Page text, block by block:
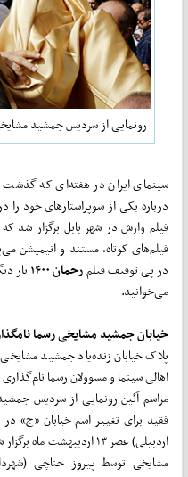
رونمایی از سردیس جمشید
سینمای ایران در هفته‌ای که گذشت
درباره یکی از سوپراستارهای خود را
فیلم وارش در شهر بابل برگزار شد
فیلم‌های کوتاه، مستند و انیمیشن
در پی توقیف فیلمرحمان ۱۴۰۰
بار
می‌خوانید.
خیابان جمشید مشایخی رسما
پلاک خیابان زنده‌یاد جمشید
اهالی سینما و مسوولان رسما
مراسم آئین رونمایی از سردیس
فقید برای تغییر اسم خیابان «ج»
اردبیلی) عصر ۱۳ اردیبهشت
مشایخی توسط پیروز حناچی